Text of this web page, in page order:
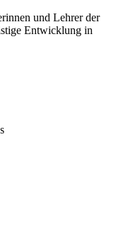
und Lehrer der
Entwicklung in